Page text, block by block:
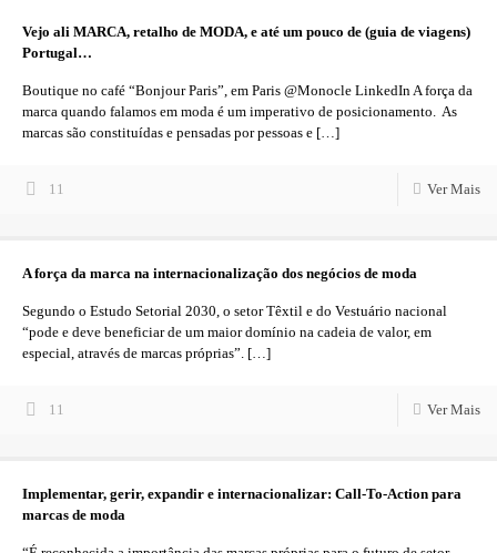
Vejo ali MARCA, retalho de MODA, e até um pouco de (guia de viagens)
Portugal…
Boutique no café “Bonjour Paris”, em Paris @Monocle LinkedIn A força da
marca quando falamos em moda é um imperativo de posicionamento. As
marcas são constituídas e pensadas por pessoas e […]
11 Ver Mais
A força da marca na internacionalização dos negócios de moda
Segundo o Estudo Setorial 2030, o setor Têxtil e do Vestuário nacional
“pode e deve beneficiar de um maior domínio na cadeia de valor, em
especial, através de marcas próprias”. […]
11 Ver Mais
Implementar, gerir, expandir e internacionalizar: Call-To-Action para
marcas de moda